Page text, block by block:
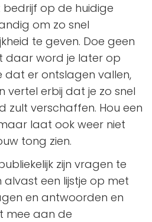
op de huidige
om zo snel
te geven. Doe geen
daar word je later op
dat er ontslagen vallen,
vertel erbij dat je zo snel
zult verschaffen. Hou een
laat ook weer niet
tong zien.
zijn vragen te
een lijstje op met
en antwoorden en
mee aan de